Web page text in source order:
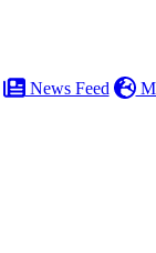
News Feed